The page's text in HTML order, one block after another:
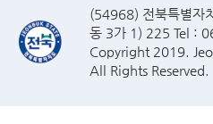
(54968) 전북특별자
동 3가 1) 225 Tel :
Copyright 2019.
All Rights Reserved.